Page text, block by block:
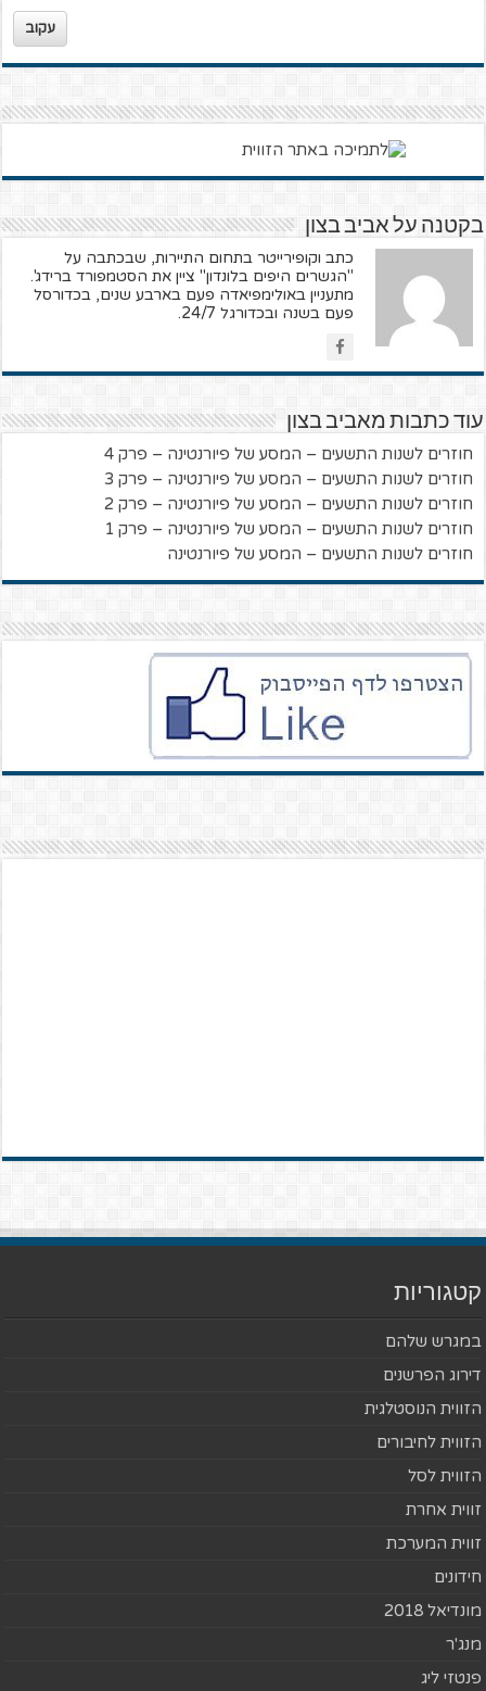
עקוב
בקטנה על אביב בצון
כתב וקופירייטר בתחום התיירות, שבכתבה על
"הגשרים היפים בלונדון" ציין את הסטמפורד ברידג'.
מתעניין באולימפיאדה פעם בארבע שנים, בכדורסל
פעם בשנה ובכדורגל 24/7.
עוד כתבות מאביב בצון
חוזרים לשנות התשעים – המסע של פיורנטינה – פרק 4
חוזרים לשנות התשעים – המסע של פיורנטינה – פרק 3
חוזרים לשנות התשעים – המסע של פיורנטינה – פרק 2
חוזרים לשנות התשעים – המסע של פיורנטינה – פרק 1
חוזרים לשנות התשעים – המסע של פיורנטינה
קטגוריות
במגרש שלהם
דירוג הפרשנים
הזווית הנוסטלגית
הזווית לחיבורים
הזווית לסל
זווית אחרת
זווית המערכת
חידונים
מונדיאל 2018
מנג'ר
פנטזי ליג